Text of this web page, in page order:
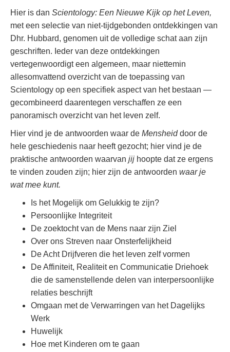
Hier is dan Scientology: Een Nieuwe Kijk op het Leven,
met een selectie van niet-tijdgebonden ontdekkingen van
Dhr. Hubbard, genomen uit de volledige schat aan zijn
geschriften. Ieder van deze ontdekkingen
vertegenwoordigt een algemeen, maar niettemin
allesomvattend overzicht van de toepassing van
Scientology op een specifiek aspect van het bestaan —
gecombineerd daarentegen verschaffen ze een
panoramisch overzicht van het leven zelf.
Hier vind je de antwoorden waar de Mensheiddoor de
hele geschiedenis naar heeft gezocht; hier vind je de
praktische antwoorden waarvan jij hoopte dat ze ergens
te vinden zouden zijn; hier zijn de antwoorden waar je
wat mee kunt.
Is het Mogelijk om Gelukkig te zijn?
Persoonlijke Integriteit
De zoektocht van de Mens naar zijn Ziel
Over ons Streven naar Onsterfelijkheid
De Acht Drijfveren die het leven zelf vormen
De Affiniteit, Realiteit en Communicatie Driehoek
die de samenstellende delen van interpersoonlijke
relaties beschrijft
Omgaan met de Verwarringen van het Dagelijks
Werk
Huwelijk
Hoe met Kinderen om te gaan